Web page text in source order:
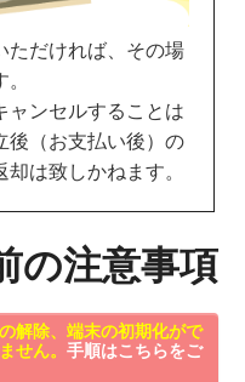
ただければ、その場
ンセルすることは
後（お支払い後）の
は致しかねます。
の注意事項
解除、端末の初期化がで
せん。 手順はこちらをご